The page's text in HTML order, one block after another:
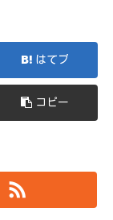
はてブ
コピー